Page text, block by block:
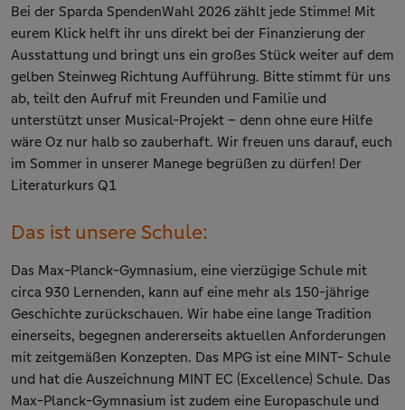
Bei der Sparda SpendenWahl 2026 zählt jede Stimme! Mit
eurem Klick helft ihr uns direkt bei der Finanzierung der
Ausstattung und bringt uns ein großes Stück weiter auf dem
gelben Steinweg Richtung Aufführung. Bitte stimmt für uns
ab, teilt den Aufruf mit Freunden und Familie und
unterstützt unser Musical-Projekt – denn ohne eure Hilfe
wäre Oz nur halb so zauberhaft. Wir freuen uns darauf, euch
im Sommer in unserer Manege begrüßen zu dürfen! Der
Literaturkurs Q1
Das ist unsere Schule:
Das Max-Planck-Gymnasium, eine vierzügige Schule mit
circa 930 Lernenden, kann auf eine mehr als 150-jährige
Geschichte zurückschauen. Wir habe eine lange Tradition
einerseits, begegnen andererseits aktuellen Anforderungen
mit zeitgemäßen Konzepten. Das MPG ist eine MINT- Schule
und hat die Auszeichnung MINT EC (Excellence) Schule. Das
Max-Planck-Gymnasium ist zudem eine Europaschule und